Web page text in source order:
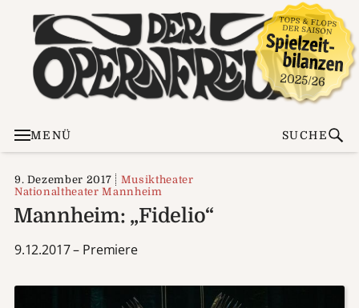
MENÜ SUCHE
9. Dezember 2017
Musiktheater
Nationaltheater Mannheim
Mannheim: „Fidelio“
9.12.2017 – Premiere